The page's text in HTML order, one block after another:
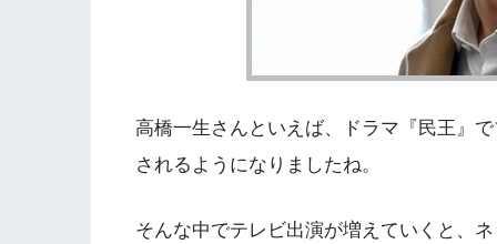
高橋一生さんといえば、ドラマ『民王』
されるようになりましたね。
そんな中でテレビ出演が増えていくと、